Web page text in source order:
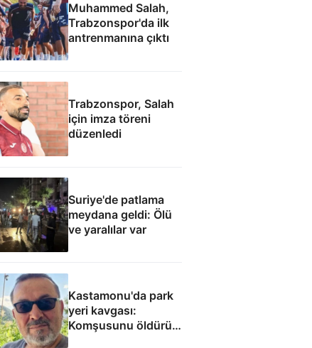
Muhammed Salah,
Trabzonspor'da ilk
antrenmanına çıktı
Trabzonspor, Salah
için imza töreni
düzenledi
Suriye'de patlama
meydana geldi: Ölü
ve yaralılar var
Kastamonu'da park
yeri kavgası:
Komşusunu öldürüp
evini ve aracını ateşe